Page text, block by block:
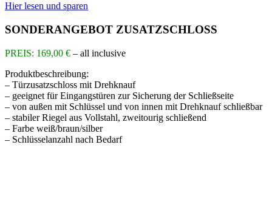
Hier lesen und sparen
SONDERANGEBOT ZUSATZSCHLOSS
PREIS: 169,00 € – all inclusive
Produktbeschreibung:
– Türzusatzschloss mit Drehknauf
– geeignet für Eingangstüren zur Sicherung der Schließseite
– von außen mit Schlüssel und von innen mit Drehknauf schließbar
– stabiler Riegel aus Vollstahl, zweitourig schließend
– Farbe weiß/braun/silber
– Schlüsselanzahl nach Bedarf